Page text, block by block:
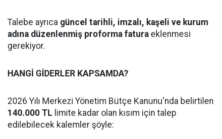
Talebe ayrıca güncel tarihli, imzalı, kaşeli ve kurum
adına düzenlenmiş proforma fatura eklenmesi
gerekiyor.
HANGİ GİDERLER KAPSAMDA?
2026 Yılı Merkezi Yönetim Bütçe Kanunu'nda belirtilen
140.000 TL limite kadar olan kısım için talep
edilebilecek kalemler şöyle: